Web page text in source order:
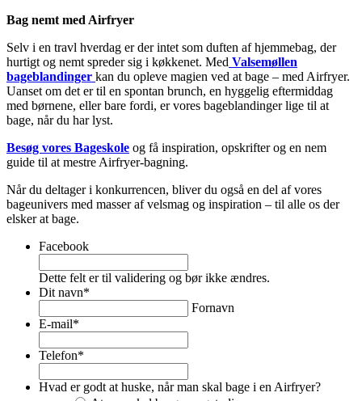
Bag nemt med Airfryer
Selv i en travl hverdag er der intet som duften af hjemmebag, der
hurtigt og nemt spreder sig i køkkenet. Med Valsemøllen
bageblandinger kan du opleve magien ved at bage – med Airfryer.
Uanset om det er til en spontan brunch, en hyggelig eftermiddag
med børnene, eller bare fordi, er vores bageblandinger lige til at
bage, når du har lyst.
Besøg vores Bageskole og få inspiration, opskrifter og en nem
guide til at mestre Airfryer-bagning.
Når du deltager i konkurrencen, bliver du også en del af vores
bageunivers med masser af velsmag og inspiration – til alle os der
elsker at bage.
Facebook
Dette felt er til validering og bør ikke ændres.
Dit navn*
Fornavn
E-mail*
Telefon*
Hvad er godt at huske, når man skal bage i en Airfryer?